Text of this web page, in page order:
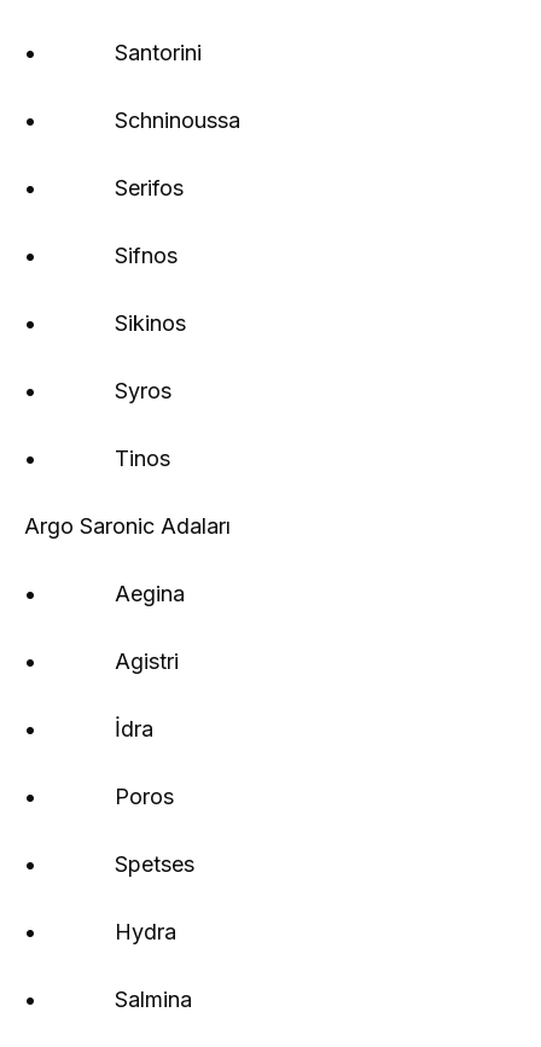
• Santorini
• Schninoussa
• Serifos
• Sifnos
• Sikinos
• Syros
• Tinos
Argo Saronic Adaları
• Aegina
• Agistri
• İdra
• Poros
• Spetses
• Hydra
• Salmina